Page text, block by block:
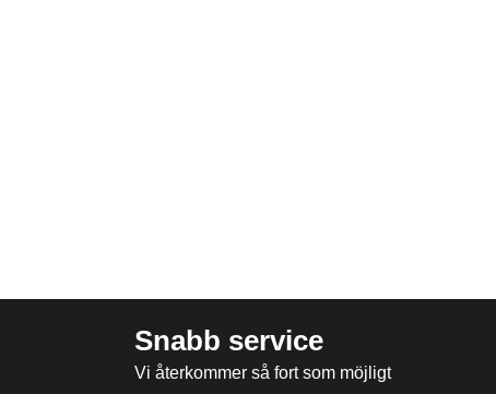
Snabb service
Vi återkommer så fort som möjligt